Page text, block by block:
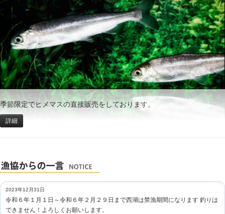
季節限定でヒメマスの直接販売をしております。
詳細
2023年12月31日
令和６年１月１日～令和６年２月２９日まで西湖は禁漁期間になります 釣りは
できません！よろしくお願いします。